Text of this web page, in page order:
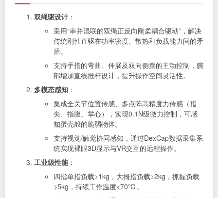
双绳驱设计 ：
采用“串并混联的双绳正反向刚柔耦合驱动”，解决
传统刚性直驱在功率密度、散热和负载能力间的矛
盾。
支持手指的弯曲、伸展及双向侧摆的主动控制，腕
部增加直线推杆设计，提升操作空间灵活性。
多模态感知 ：
集成全关节位置传感、多点阵高精度力传感（指
尖、指腹、掌心），实现0.1N级微力控制，可感
知蛋壳般的脆弱物体。
支持视觉/触觉协同感知，通过DexCap数据采集系
统实现裸眼3D显示与VR交互的远程操作。
工业级性能：
四指单指负载>1kg，大拇指负载>2kg，抓握负载
>5kg，持续工作温度<70℃。